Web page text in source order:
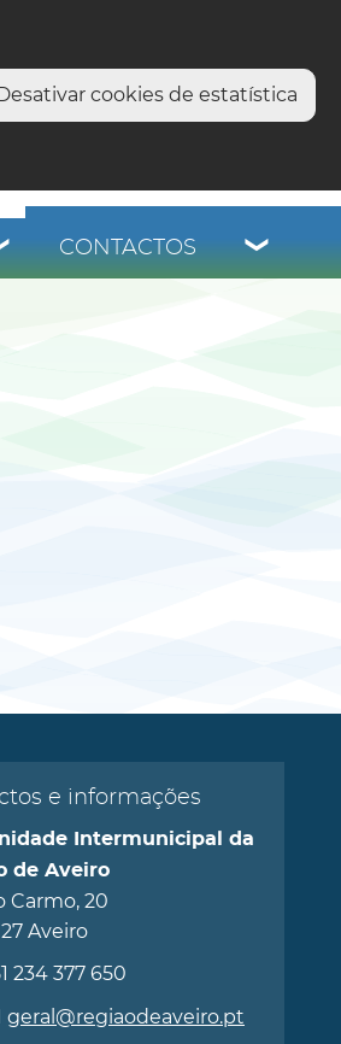
cookies de estatística
CONTACTOS
e informações
Intermunicipal da
de Aveiro
Carmo, 20
Aveiro
234 377 650
geral@regiaodeaveiro.pt